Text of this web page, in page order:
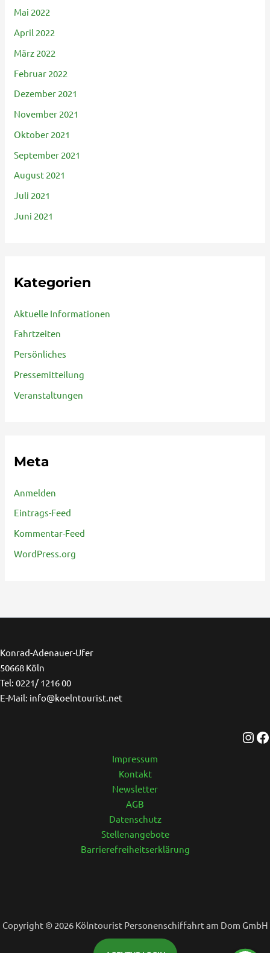
Mai 2022
April 2022
März 2022
Februar 2022
Dezember 2021
November 2021
Oktober 2021
September 2021
August 2021
Juli 2021
Juni 2021
Kategorien
Aktuelle Informationen
Fahrtzeiten
Persönliches
Pressemitteilung
Veranstaltungen
Meta
Anmelden
Eintrags-Feed
Kommentar-Feed
WordPress.org
Konrad-Adenauer-Ufer
50668 Köln
Tel: 0221/ 1216 00
E-Mail: info@koelntourist.net
Impressum
Kontakt
Newsletter
AGB
Datenschutz
Stellenangebote
Barrierefreiheitserklärung
Copyright © 2026 Kölntourist Personenschiffahrt am Dom GmbH